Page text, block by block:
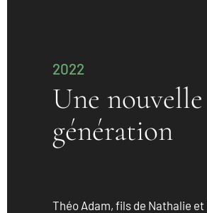
2022
Une nouvelle
génération
Théo Adam, fils de Nathalie et